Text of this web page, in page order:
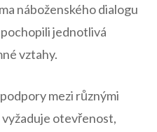
náboženského dialogu
jednotlivá
‍vztahy.
mezi různými
otevřenost,